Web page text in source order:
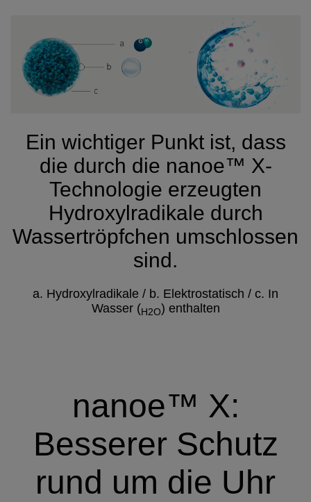
Ein wichtiger Punkt ist, dass
die durch die nanoe™ X-
Technologie erzeugten
Hydroxylradikale durch
Wassertröpfchen umschlossen
sind.
a. Hydroxylradikale / b. Elektrostatisch / c. In
Wasser (H2O) enthalten
nanoe™ X:
Besserer Schutz
rund um die Uhr